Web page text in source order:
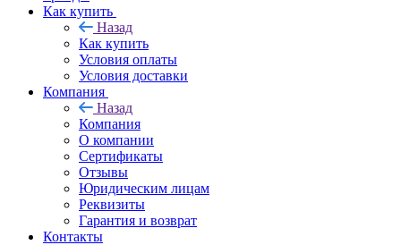
Как купить
Назад
Как купить
Условия оплаты
Условия доставки
Компания
Назад
Компания
О компании
Сертификаты
Отзывы
Юридическим лицам
Реквизиты
Гарантия и возврат
Контакты